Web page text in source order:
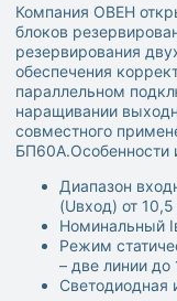
Компания ОВЕН
блоков
резервирования
обеспечения
параллельном
наращивании
совместного
БП60А.Особенности
Диапазон
(Uвход) от
Номинальный
Режим
– две линии до
Светодиодная